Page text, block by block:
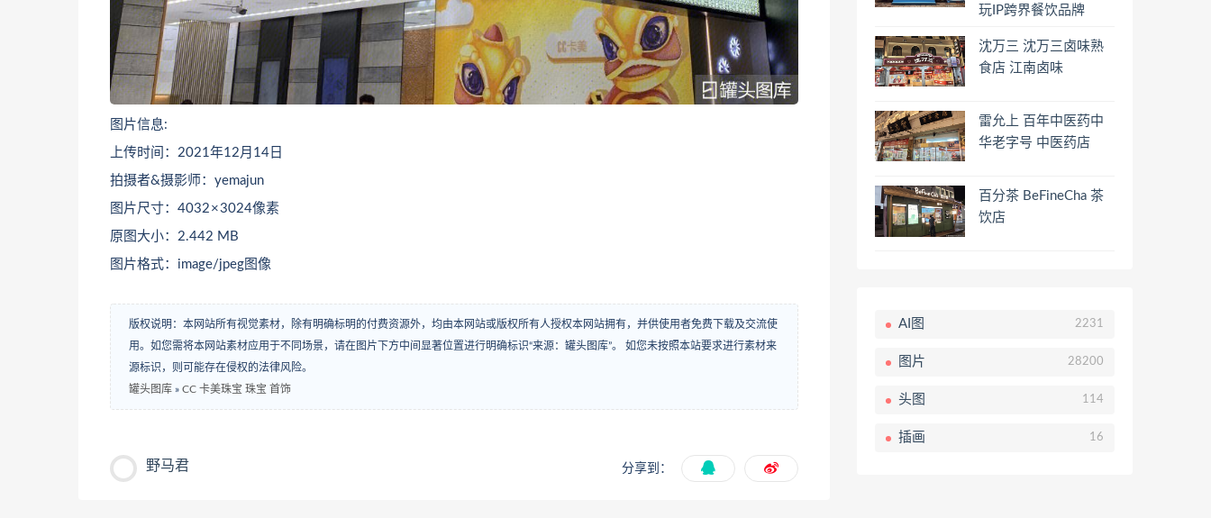
图片信息:
上传时间：2021年12月14日
拍摄者&摄影师：yemajun
图片尺寸：4032 × 3024像素
原图大小：2.442 MB
图片格式：image/jpeg图像
版权说明：本网站所有视觉素材，除有明确标明的付费资源外，均由本网站或版权所有人授权本网站拥有，并供使用者免费下载及交流使
用。如您需将本网站素材应用于不同场景，请在图片下方中间显著位置进行明确标识“来源：罐头图库”。 如您未按照本站要求进行素材来
源标识，则可能存在侵权的法律风险。
罐头图库 » CC 卡美珠宝 珠宝 首饰
野马君 分享到：
玩IP跨界餐饮品牌
沈万三 沈万三卤味熟
食店 江南卤味
雷允上 百年中医药中
华老字号 中医药店
百分茶 BeFineCha 茶
饮店
AI图 2231
图片 28200
头图 114
插画 16